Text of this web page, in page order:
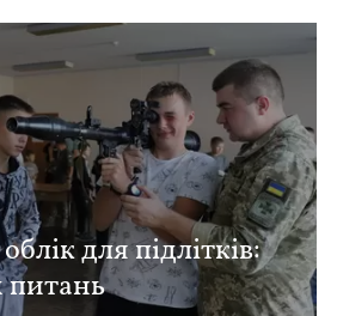
для підлітків:
питань